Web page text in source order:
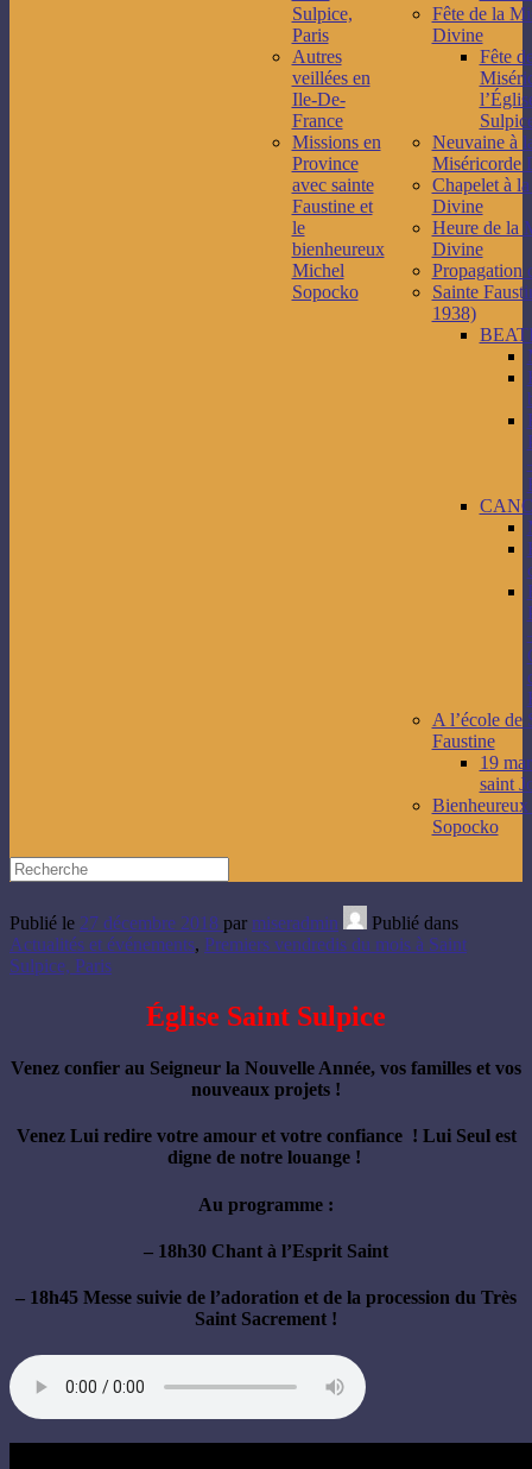
Sulpice,
Paris
Autres
veillées en
Ile-De-
France
Missions en
Province
avec sainte
Faustine et
le
bienheureux
Michel
Sopocko
Fête de la
Divine
Fête
Neuvaine à
Miséricorde
Chapelet à
Divine
Heure de la
Divine
Propagation
Sainte
1938)
A l’école de
Faustine
19
saint
Sopocko
Publié le 27 décembre 2018 par miseradmin
Publié dans
Actualités et événements, Premiers vendredis du mois à Saint
Sulpice, Paris
Église Saint Sulpice
Venez confier au Seigneur la Nouvelle Année, vos familles et vos
nouveaux projets !
Venez Lui redire votre amour et votre confiance ! Lui Seul est
digne de notre louange !
Au programme :
– 18h30 Chant à l’Esprit Saint
– 18h45 Messe suivie de l’adoration et de la procession du Très
Saint Sacrement !